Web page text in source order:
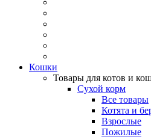
Кошки
Товары для котов и
Сухой корм
Все товары
Котята и
Взрослые
Пожилые